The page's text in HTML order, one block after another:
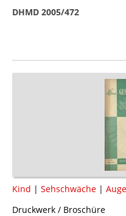
DHMD 2005/472
Kind | Sehschwäche |
Druckwerk / Broschüre